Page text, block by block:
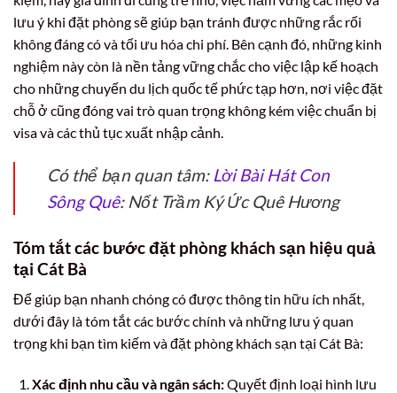
lưu ý khi đặt phòng sẽ giúp bạn tránh được những rắc rối
không đáng có và tối ưu hóa chi phí. Bên cạnh đó, những kinh
nghiệm này còn là nền tảng vững chắc cho việc lập kế hoạch
cho những chuyến du lịch quốc tế phức tạp hơn, nơi việc đặt
chỗ ở cũng đóng vai trò quan trọng không kém việc chuẩn bị
visa và các thủ tục xuất nhập cảnh.
Có thể bạn quan tâm: Lời Bài Hát Con
Sông Quê: Nốt Trầm Ký Ức Quê Hương
Tóm tắt các bước đặt phòng khách sạn hiệu quả
tại Cát Bà
Để giúp bạn nhanh chóng có được thông tin hữu ích nhất,
dưới đây là tóm tắt các bước chính và những lưu ý quan
trọng khi bạn tìm kiếm và đặt phòng khách sạn tại Cát Bà:
Xác định nhu cầu và ngân sách:Quyết định loại hình lưu